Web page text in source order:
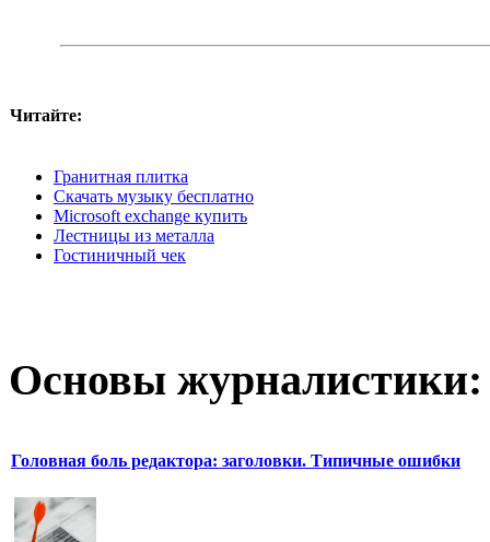
Читайте:
Гранитная плитка
Скачать музыку бесплатно
Microsoft exchange купить
Лестницы из металла
Гостиничный чек
Основы журналистики:
Головная боль редактора: заголовки. Типичные ошибки